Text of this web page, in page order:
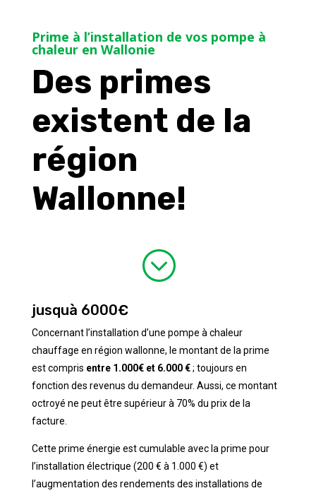
Prime à l’installation de vos pompe à
chaleur en Wallonie
Des primes
existent de la
région
Wallonne!
;
jusquà 6000€
Concernant l’installation d’une pompe à chaleur
chauffage en région wallonne, le montant de la prime
est compris entre 1.000€ et 6.000 € ; toujours en
fonction des revenus du demandeur. Aussi, ce montant
octroyé ne peut être supérieur à 70% du prix de la
facture.
Cette prime énergie est cumulable avec la prime pour
l’installation électrique (200 € à 1.000 €) et
l’augmentation des rendements des installations de